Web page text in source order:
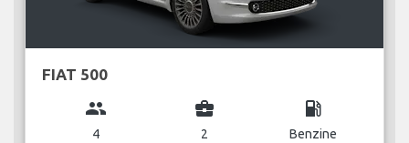
FIAT 500
group
4
business_center
2
local_gas_station
Benzine